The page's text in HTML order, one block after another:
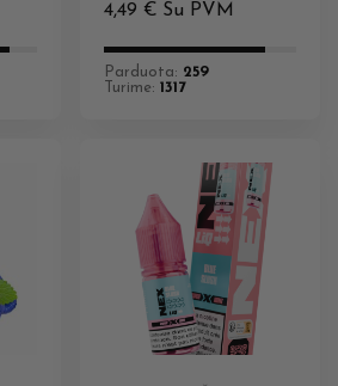
4,49 € Su PVM
Parduota: 259
Turime: 1317